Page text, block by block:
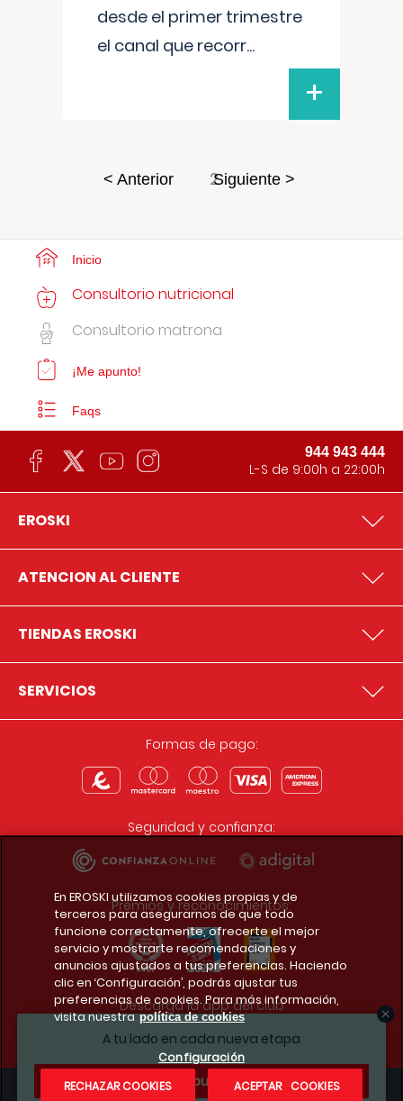
desde el primer trimestre
el canal que recorr...
+
< Anterior 2Siguiente >
A tu lado en cada nueva etapa
¿Te apuntas?
Inicio
Consultorio nutricional
Consultorio matrona
¡Me apunto!
Faqs
944 943 444
L-S de 9:00h a 22:00h
EROSKI
ATENCION AL CLIENTE
TIENDAS EROSKI
SERVICIOS
Formas de pago:
Seguridad y confianza:
Premios y reconocimientos:
Descarga la app del club
En EROSKI utilizamos cookies propias y de
terceros para asegurarnos de que todo
funcione correctamente, ofrecerte el mejor
servicio y mostrarte recomendaciones y
anuncios ajustados a tus preferencias. Haciendo
clic en ‘Configuración’, podrás ajustar tus
preferencias de cookies. Para más información,
visita nuestra política de cookies
Configuración
RECHAZAR COOKIES
ACEPTAR COOKIES